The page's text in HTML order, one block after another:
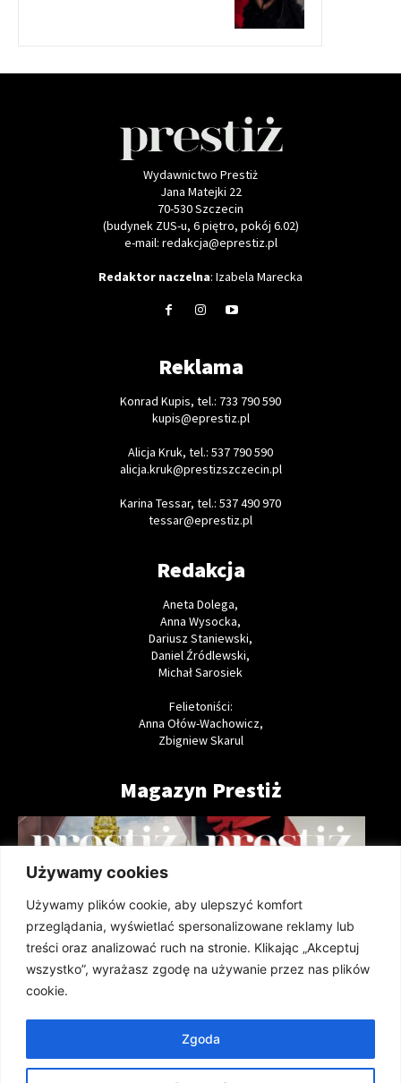
Używamy cookies
Używamy plików cookie, aby ulepszyć komfort
przeglądania, wyświetlać spersonalizowane reklamy lub
treści oraz analizować ruch na stronie. Klikając „Akceptuj
wszystko”, wyrażasz zgodę na używanie przez nas plików
cookie.
Zgoda
Wydawnictwo Prestiż
Jana Matejki 22
70-530 Szczecin
(budynek ZUS-u, 6 piętro, pokój 6.02)
e-mail: redakcja@eprestiz.pl
Redaktor naczelna: Izabela Marecka
Reklama
Konrad Kupis, tel.: 733 790 590
kupis@eprestiz.pl
Alicja Kruk, tel.: 537 790 590
alicja.kruk@prestizszczecin.pl
Karina Tessar, tel.: 537 490 970
tessar@eprestiz.pl
Redakcja
Aneta Dolega,
Anna Wysocka,
Dariusz Staniewski,
Daniel Źródlewski,
Michał Sarosiek
Felietoniści:
Anna Ołów-Wachowicz,
Zbigniew Skarul
Magazyn Prestiż